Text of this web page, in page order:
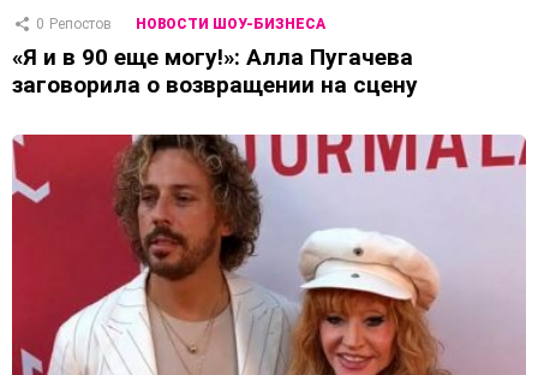
0 Репостов НОВОСТИ ШОУ-БИЗНЕСА
«Я и в 90 еще могу!»: Алла Пугачева
заговорила о возвращении на сцену